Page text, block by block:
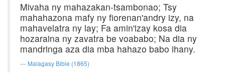
Mivaha ny mahazakan-tsambonao; Tsy
mahahazona mafy ny fiorenan'andry izy, na
mahavelatra ny lay; Fa amin'izay kosa dia
hozaraina ny zavatra be voababo; Na dia ny
mandringa aza dia mba hahazo babo ihany.
Malagasy Bible (1865)